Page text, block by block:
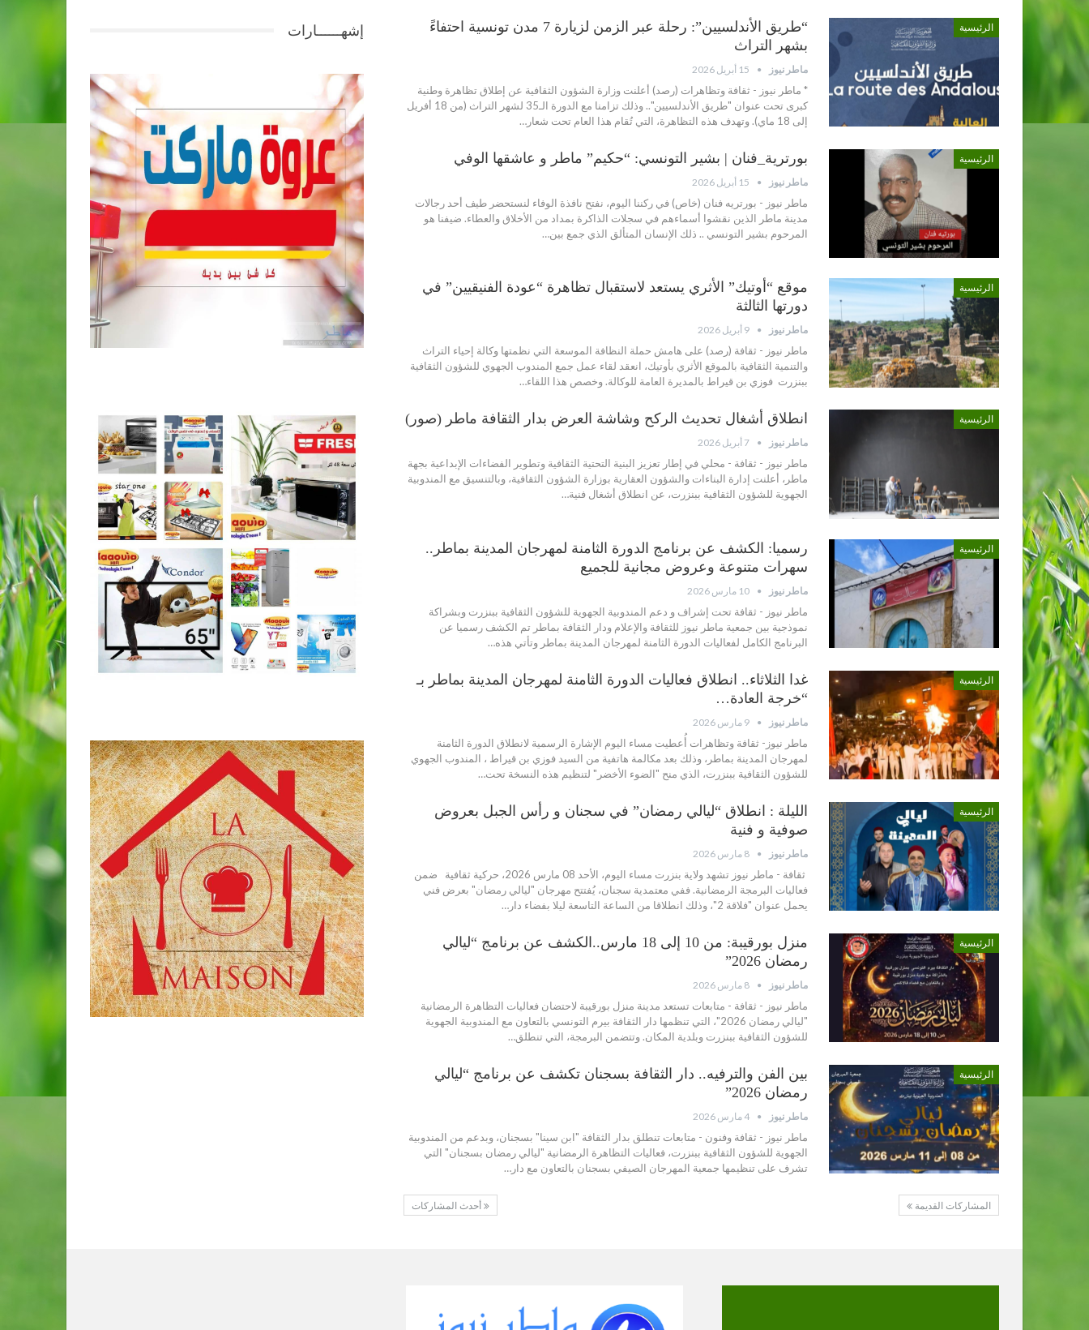
الرئيسية
“طريق الأندلسيين”: رحلة عبر الزمن لزيارة 7 مدن تونسية احتفاءً
بشهر التراث
ماطر نيوز 15 أبريل 2026
* ماطر نيوز - ثقافة وتظاهرات (رصد) أعلنت وزارة الشؤون الثقافية عن إطلاق تظاهرة وطنية
كبرى تحت عنوان "طريق الأندلسيين".. وذلك تزامنا مع الدورة الـ35 لشهر التراث (من 18 أفريل
إلى 18 ماي). وتهدف هذه التظاهرة، التي تُقام هذا العام تحت شعار…
الرئيسية بورترية_فنان | بشير التونسي: “حكيم” ماطر و عاشقها الوفي
ماطر نيوز 15 أبريل 2026
ماطر نيوز - بورتريه فنان (خاص) في ركننا اليوم، نفتح نافذة الوفاء لنستحضر طيف أحد رجالات
مدينة ماطر الذين نقشوا أسماءهم في سجلات الذاكرة بمداد من الأخلاق والعطاء. ضيفنا هو
المرحوم بشير التونسي .. ذلك الإنسان المتألق الذي جمع بين…
الرئيسية
موقع “أوتيك” الأثري يستعد لاستقبال تظاهرة “عودة الفنيقيين” في
دورتها الثالثة
ماطر نيوز 9 أبريل 2026
ماطر نيوز - ثقافة (رصد) على هامش حملة النظافة الموسعة التي نظمتها وكالة إحياء التراث
والتنمية الثقافية بالموقع الأثري بأوتيك، انعقد لقاء عمل جمع المندوب الجهوي للشؤون الثقافية
ببنزرت فوزي بن قيراط بالمديرة العامة للوكالة. وخصص هذا اللقاء…
الرئيسية انطلاق أشغال تحديث الركح وشاشة العرض بدار الثقافة ماطر (صور)
ماطر نيوز 7 أبريل 2026
ماطر نيوز - ثقافة - محلي في إطار تعزيز البنية التحتية الثقافية وتطوير الفضاءات الإبداعية بجهة
ماطر، أعلنت إدارة البناءات والشؤون العقارية بوزارة الشؤون الثقافية، وبالتنسيق مع المندوبية
الجهوية للشؤون الثقافية ببنزرت، عن انطلاق أشغال فنية…
الرئيسية
رسميا: الكشف عن برنامج الدورة الثامنة لمهرجان المدينة بماطر..
سهرات متنوعة وعروض مجانية للجميع
ماطر نيوز 10 مارس 2026
ماطر نيوز - ثقافة تحت إشراف و دعم المندوبية الجهوية للشؤون الثقافية ببنزرت وبشراكة
نموذجية بين جمعية ماطر نيوز للثقافة والإعلام ودار الثقافة بماطر تم الكشف رسميا عن
البرنامج الكامل لفعاليات الدورة الثامنة لمهرجان المدينة بماطر وتأتي هذه…
الرئيسية
غدا الثلاثاء.. انطلاق فعاليات الدورة الثامنة لمهرجان المدينة بماطر بـ
“خرجة العادة…
ماطر نيوز 9 مارس 2026
ماطر نيوز- ثقافة وتظاهرات أُعطيت مساء اليوم الإشارة الرسمية لانطلاق الدورة الثامنة
لمهرجان المدينة بماطر، وذلك بعد مكالمة هاتفية من السيد فوزي بن قيراط ، المندوب الجهوي
للشؤون الثقافية ببنزرت، الذي منح "الضوء الأخضر" لتنظيم هذه النسخة تحت…
الرئيسية
الليلة : انطلاق “ليالي رمضان” في سجنان و رأس الجبل بعروض
صوفية و فنية
ماطر نيوز 8 مارس 2026
ثقافة - ماطر نيوز تشهد ولاية بنزرت مساء اليوم، الأحد 08 مارس 2026، حركية ثقافية ضمن
فعاليات البرمجة الرمضانية. ففي معتمدية سجنان، يُفتتح مهرجان "ليالي رمضان" بعرض فني
يحمل عنوان "فلاقة 2"، وذلك انطلاقا من الساعة التاسعة ليلا بفضاء دار…
الرئيسية
منزل بورقيبة: من 10 إلى 18 مارس..الكشف عن برنامج “ليالي
رمضان 2026”
ماطر نيوز 8 مارس 2026
ماطر نيوز - ثقافة - متابعات تستعد مدينة منزل بورقيبة لاحتضان فعاليات التظاهرة الرمضانية
"ليالي رمضان 2026"، التي تنظمها دار الثقافة بيرم التونسي بالتعاون مع المندوبية الجهوية
للشؤون الثقافية ببنزرت وبلدية المكان. وتتضمن البرمجة، التي تنطلق…
الرئيسية
بين الفن والترفيه.. دار الثقافة بسجنان تكشف عن برنامج “ليالي
رمضان 2026”
ماطر نيوز 4 مارس 2026
ماطر نيوز - ثقافة وفنون - متابعات تنطلق بدار الثقافة "ابن سينا" بسجنان، وبدعم من المندوبية
الجهوية للشؤون الثقافية ببنزرت، فعاليات التظاهرة الرمضانية "ليالي رمضان بسجنان" التي
تشرف على تنظيمها جمعية المهرجان الصيفي بسجنان بالتعاون مع دار…
المشاركات القديمة أحدث المشاركات
إشهــــــارات